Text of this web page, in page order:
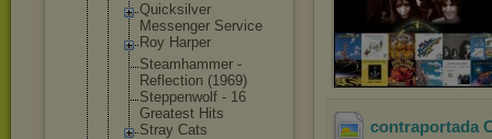
Quicksilver
Messenger Service
Roy Harper
Steamhammer -
Reflection (1969)
Steppenwolf - 16
Greatest Hits
Stray Cats
contraportada